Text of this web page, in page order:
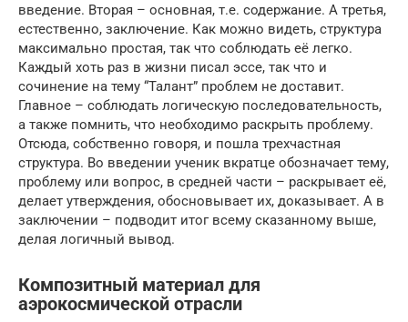
введение. Вторая – основная, т.е. содержание. А третья,
естественно, заключение. Как можно видеть, структура
максимально простая, так что соблюдать её легко.
Каждый хоть раз в жизни писал эссе, так что и
сочинение на тему “Талант” проблем не доставит.
Главное – соблюдать логическую последовательность,
а также помнить, что необходимо раскрыть проблему.
Отсюда, собственно говоря, и пошла трехчастная
структура. Во введении ученик вкратце обозначает тему,
проблему или вопрос, в средней части – раскрывает её,
делает утверждения, обосновывает их, доказывает. А в
заключении – подводит итог всему сказанному выше,
делая логичный вывод.
Композитный материал для
аэрокосмической отрасли